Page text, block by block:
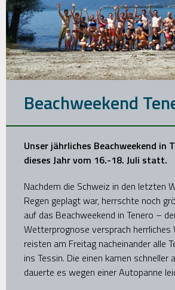
Beachweekend
Unser jährliches Beachweekend in
dieses Jahr vom 16.-18. Juli statt.
Nachdem die Schweiz in den letzten
Regen geplagt war, herrschte noch
auf das Beachweekend in Tenero –
Wetterprognose versprach herrliches
reisten am Freitag nacheinander alle
ins Tessin. Die einen kamen schneller
dauerte es wegen einer Autopanne